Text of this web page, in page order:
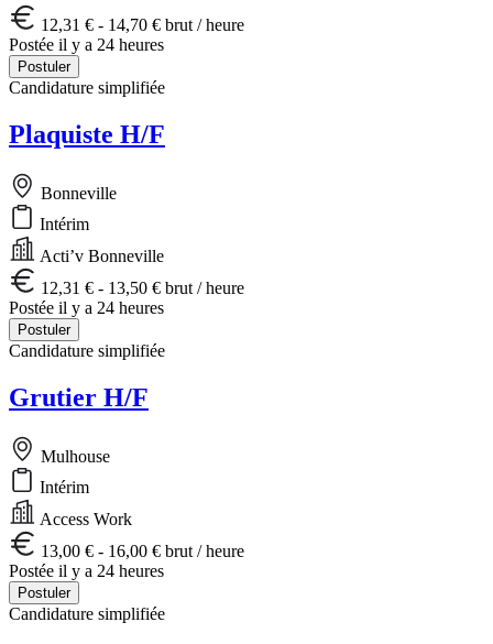
12,31 € - 14,70 € brut / heure
Postée il y a 24 heures
Postuler
Candidature simplifiée
Plaquiste H/F
Bonneville
Intérim
Acti’v Bonneville
12,31 € - 13,50 € brut / heure
Postée il y a 24 heures
Postuler
Candidature simplifiée
Grutier H/F
Mulhouse
Intérim
Access Work
13,00 € - 16,00 € brut / heure
Postée il y a 24 heures
Postuler
Candidature simplifiée